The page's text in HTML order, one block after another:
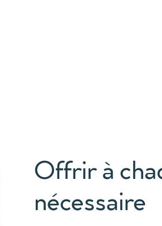
Offrir à
nécessaire